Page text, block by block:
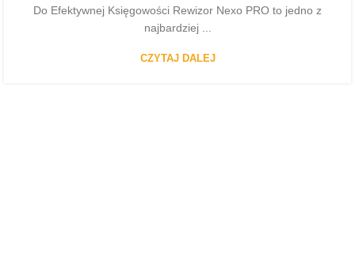
Do Efektywnej Księgowości Rewizor Nexo PRO to jedno z
najbardziej ...
CZYTAJ DALEJ